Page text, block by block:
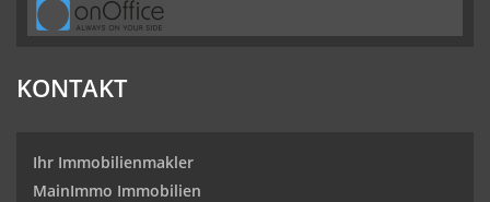
KONTAKT
Ihr Immobilienmakler
MainImmo Immobilien